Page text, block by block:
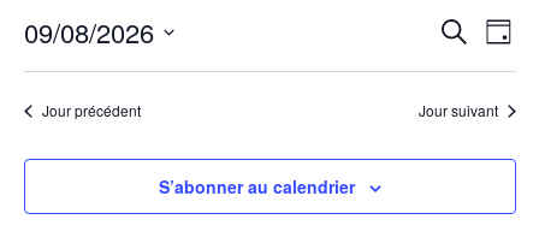
de
Recherche
de
vues
Jour
09/08/2026
une
date.Jour précédent Jour suivant
S’abonner au calendrier